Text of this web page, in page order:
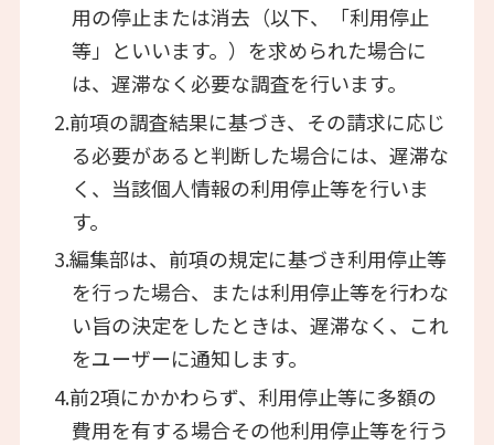
用の停止または消去（以下、「利用停止
等」といいます。）を求められた場合に
は、遅滞なく必要な調査を行います。
2.前項の調査結果に基づき、その請求に応じ
る必要があると判断した場合には、遅滞な
く、当該個人情報の利用停止等を行いま
す。
3.編集部は、前項の規定に基づき利用停止等
を行った場合、または利用停止等を行わな
い旨の決定をしたときは、遅滞なく、これ
をユーザーに通知します。
4.前2項にかかわらず、利用停止等に多額の
費用を有する場合その他利用停止等を行う